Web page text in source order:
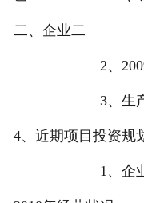
二、企业二
2、2009-
3、生产
4、近期项目投
1、企业